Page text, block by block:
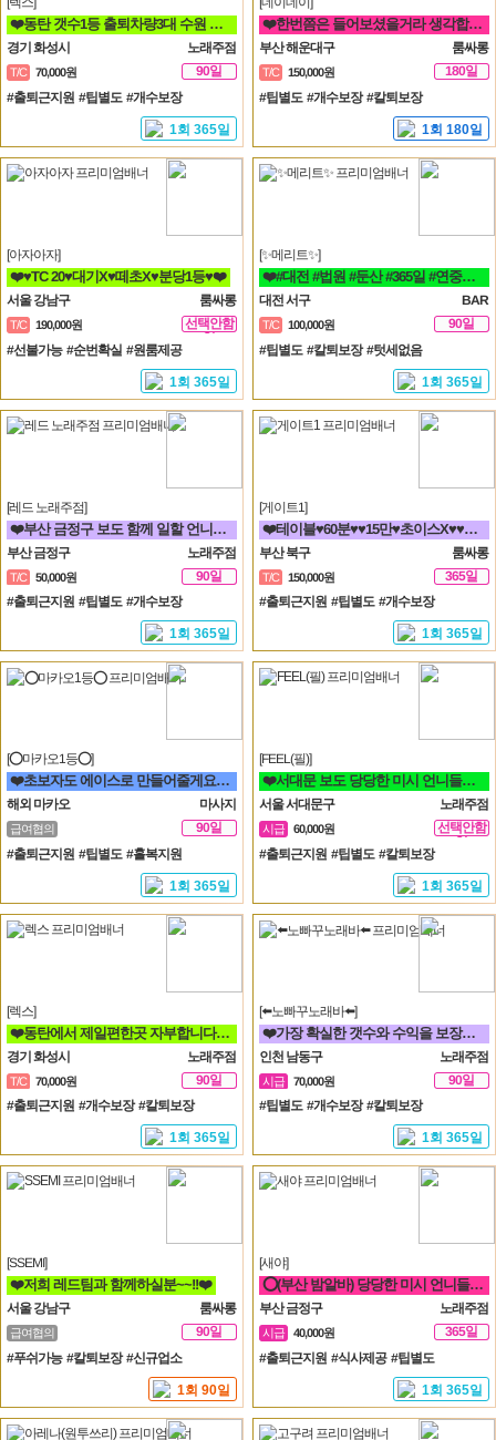
❤️동탄 갯수1등 출퇴차량3대 수원 용인 병점 동탄 오산❤️
경기 화성시 노래주점
T/C 70,000원
90일
#출퇴근지원 #팁별도 #개수보장
1회 365일
❤️한번쯤은 들어보셨을거라 생각합니다 해운대 하면 퀄리티 입니다❤️
부산 해운대구 룸싸롱
T/C 150,000원
180일
#팁별도 #개수보장 #칼퇴보장
1회 180일
[아자아자]
❤️♥TC 20♥대기X♥떼초X♥분당1등♥❤️
서울 강남구 룸싸롱
T/C 190,000원
선택안함
일
#선불가능 #순번확실 #원룸제공
1회 365일
[✨메리트✨]
❤️#대전 #법원 #둔산 #365일 #연중무휴 #초보자환영 #당일지급 #텃세❤️
대전 서구 BAR
T/C 100,000원
90일
#팁별도 #칼퇴보장 #텃세없음
1회 365일
[레드 노래주점]
❤️부산 금정구 보도 함께 일할 언니들 모집 노래방알바❤️
부산 금정구 노래주점
T/C 50,000원
90일
#출퇴근지원 #팁별도 #개수보장
1회 365일
[게이트1]
❤️테이블♥60분♥♥15만♥초이스X♥♥해운대서면연산동동래하단온천장룸빠룸싸롱❤️
부산 북구 룸싸롱
T/C 150,000원
365일
#출퇴근지원 #팁별도 #개수보장
1회 365일
[⭕마카오1등⭕]
❤️초보자도 에이스로 만들어줄게요. 우리 가게 오면, 수입 부터 다릅니다.❤️
해외 마카오 마사지
급여협의
90일
#출퇴근지원 #팁별도 #홀복지원
1회 365일
[FEEL(필)]
❤️서대문 보도 당당한 미시 언니들구함 초보 직장인 투잡 알바도 가능❤️
서울 서대문구 노래주점
시급 60,000원
선택안함
일
#출퇴근지원 #팁별도 #칼퇴보장
1회 365일
[렉스]
❤️동탄에서 제일편한곳 자부합니다. 수원 용인 병점 동탄 오산❤️
경기 화성시 노래주점
T/C 70,000원
90일
#출퇴근지원 #개수보장 #칼퇴보장
1회 365일
[⬅️노빠꾸노래바⬅️]
❤️가장 확실한 갯수와 수익을 보장합니다. 60분 7만원 지급!❤️
인천 남동구 노래주점
시급 70,000원
90일
#팁별도 #개수보장 #칼퇴보장
1회 365일
[SSEMI]
❤️저희 레드팀과 함께하실분~~!!❤️
서울 강남구 룸싸롱
급여협의
90일
#푸쉬가능 #칼퇴보장 #신규업소
1회 90일
[새야]
⭕(부산 밤알바) 당당한 미시 언니들 구함⭕ 노래방알바 도우미
부산 금정구 노래주점
시급 40,000원
365일
#출퇴근지원 #식사제공 #팁별도
1회 365일